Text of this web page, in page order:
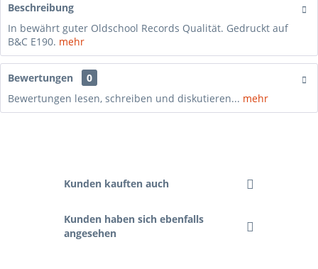
Beschreibung
In bewährt guter Oldschool Records Qualität. Gedruckt auf
B&C E190. mehr
Bewertungen
0
Bewertungen lesen, schreiben und diskutieren... mehr
Kunden kauften auch
Kunden haben sich ebenfalls
angesehen